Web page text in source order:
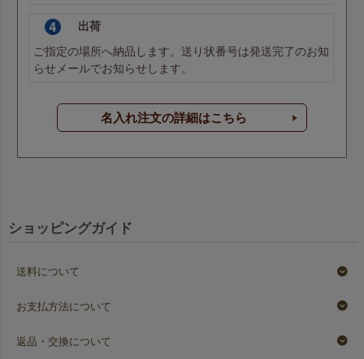
出荷
ご指定の場所へ納品します。送り状番号は発送完了のお知
らせメールでお知らせします。
名入れ注文の詳細はこちら
ショッピングガイド
送料について
お支払方法について
返品・交換について